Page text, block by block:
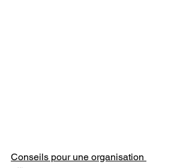
Conseils pour une organisation